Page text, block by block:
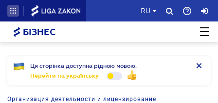
RU
БІЗНЕС
Ця сторінка доступна рідною мовою.
Перейти на українську
Организация деятельности и лицензирование